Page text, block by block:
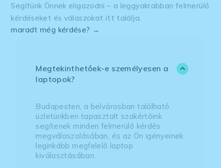
Segítünk Önnek eligazodni – a leggyakrabban felmerülő
kérdéseket és válaszokat itt találja.
maradt még kérdése? →
Megtekinthetőek-e személyesen a
laptopok?
Budapesten, a belvárosban található
üzletünkben tapasztalt szakértőink
segítenek minden felmerülő kérdés
megválaszolásában, és az Ön igényeinek
leginkább megfelelő laptop
kiválasztásában.